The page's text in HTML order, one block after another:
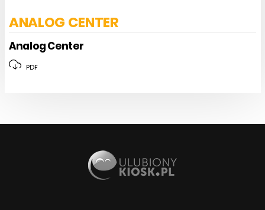
ANALOG CENTER
Analog Center
PDF